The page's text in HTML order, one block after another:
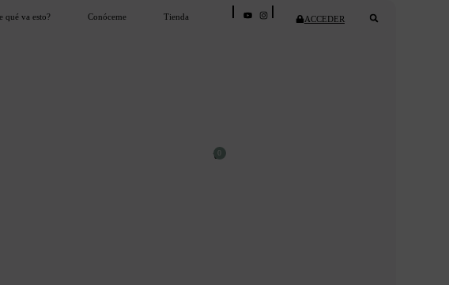
qué va esto? Conóceme Tienda ACCEDER